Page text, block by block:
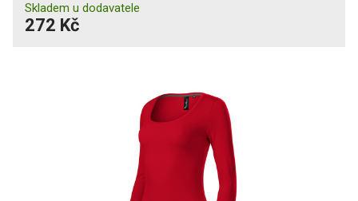
Skladem u dodavatele
272 Kč